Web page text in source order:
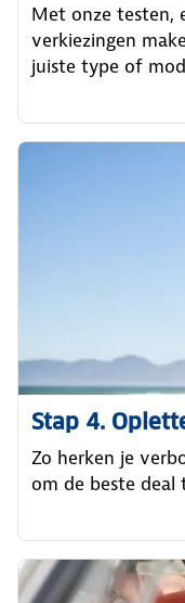
Met onze testen,
verkiezingen
juiste type of
Stap 4.
Zo herken je
om de beste deal